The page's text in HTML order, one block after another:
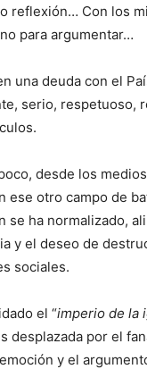
reflexión… Con los
para argumentar…
una deuda con el
serio, respetuoso,
desde los
ese otro campo de
se ha normalizado,
y el deseo de
sociales.
el “imperio de la
desplazada por el
y el